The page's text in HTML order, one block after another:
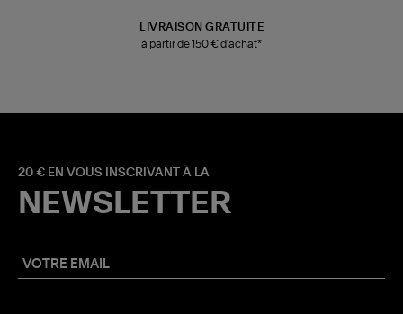
LIVRAISON GRATUITE
à partir de 150 € d'achat*
20 € EN VOUS INSCRIVANT À LA
NEWSLETTER